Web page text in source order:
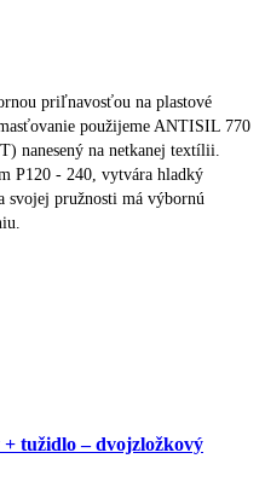
priľnavosťou na plastové
použijeme ANTISIL 770
nanesený na netkanej textílii.
P120 - 240, vytvára hladký
svojej pružnosti má výbornú
tužidlo – dvojzložkový